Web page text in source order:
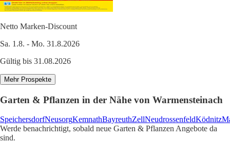
Netto Marken-Discount
Sa. 1.8. - Mo. 31.8.2026
Gültig bis 31.08.2026
Mehr Prospekte
Garten & Pflanzen in der Nähe von Warmensteinach
SpeichersdorfNeusorgKemnathBayreuthZellNeudrossenfeldKödnitz
Werde benachrichtigt, sobald neue Garten & Pflanzen Angebote da
sind.